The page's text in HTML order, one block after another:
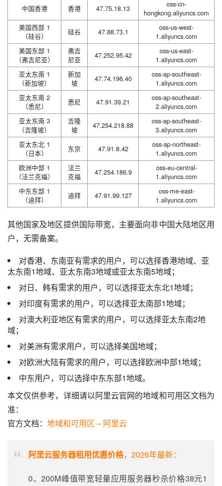
中国香港 香港 47.75.18.13
oss-cn-
hongkong.aliyuncs.com
美国西部 1
（硅谷）
硅谷 47.88.73.1
oss-us-west-
1.aliyuncs.com
美国东部 1
（弗吉尼亚）
弗吉
尼亚
47.252.95.42
oss-us-east-
1.aliyuncs.com
亚太东南 1
（新加坡）
新加
坡
47.74.196.40
oss-ap-southeast-
1.aliyuncs.com
亚太东南 2
（悉尼）
悉尼 47.91.39.21
oss-ap-southeast-
2.aliyuncs.com
亚太东南 3
（吉隆坡）
吉隆
坡
47.254.218.88
oss-ap-southeast-
3.aliyuncs.com
亚太东北 1
（日本）
东京 47.91.8.42
oss-ap-northeast-
1.aliyuncs.com
欧洲中部 1
（法兰克福）
法兰
克福
47.254.186.9
oss-eu-central-
1.aliyuncs.com
中东东部 1
（迪拜）
迪拜 47.91.99.127
oss-me-east-
1.aliyuncs.com
其他国家及地区提供国际带宽，主要面向非中国大陆地区用
户，无需备案。
对香港、东南亚有需求的用户，可以选择香港地域、亚
太东南1地域、亚太东南3地域或亚太东南5地域；
对日、韩有需求的用户，可以选择亚太东北1地域；
对印度有需求的用户，可以选择亚太南部1地域；
对澳大利亚地区有需求的用户，可以选择亚太东南2地
域；
对美洲有需求用户，可以选择美国地域；
对欧洲大陆有需求的用户，可以选择欧洲中部1地域；
中东用户，可以选择中东东部1地域。
本文仅供参考，详细请以阿里云官网的地域和可用区文档为
准：
官方文档： 地域和可用区 – 阿里云
阿里云服务器租用优惠价格，2026年最新：
0、200M峰值带宽轻量应用服务器秒杀价格38元1